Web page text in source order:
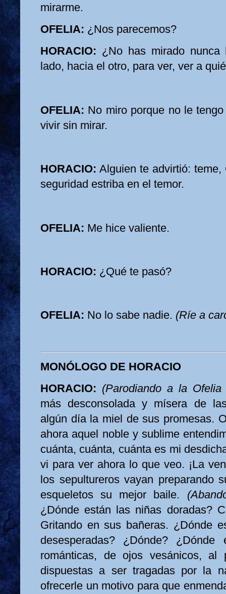
mirarme.
OFELIA: ¿Nos parecemos?
HORACIO: ¿No has mirado
lado, hacia el otro, para ver, ver a
OFELIA: No miro porque no le
vivir sin mirar.
HORACIO: Alguien te advirtió:
seguridad estriba en el temor.
OFELIA: Me hice valiente.
HORACIO: ¿Qué te pasó?
OFELIA: No lo sabe nadie. (Ríe a
MONÓLOGO DE HORACIO
HORACIO: (Parodiando a la Ofelia
más desconsolada y mísera de
algún día la miel de sus promesas.
ahora aquel noble y sublime
cuánta, cuánta, cuánta es mi
vi para ver ahora lo que veo. ¡La
los sepultureros vayan preparando
esqueletos su mejor baile.
¿Dónde están las niñas doradas?
Gritando en sus bañeras. ¿Dónde
desesperadas? ¿Dónde? ¿Dónde
románticas, de ojos vesánicos, al
dispuestas a ser tragadas por la
ofrecerle un motivo para que